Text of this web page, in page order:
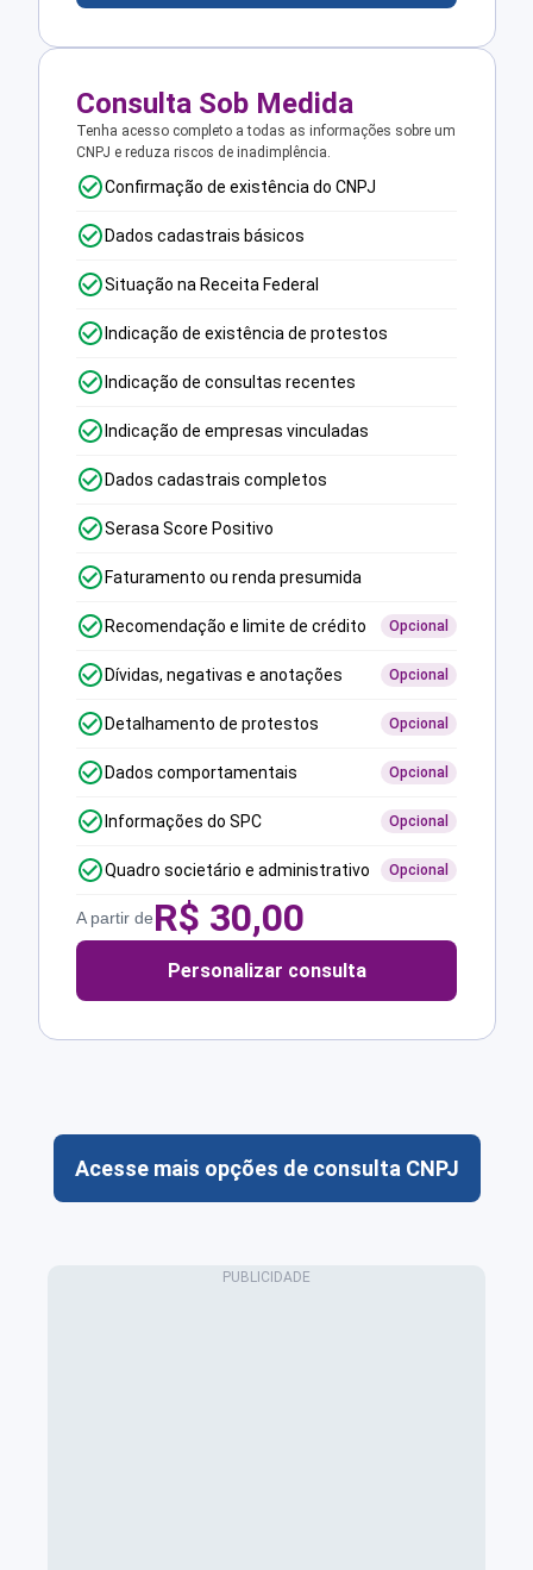
Consulta Sob Medida
Tenha acesso completo a todas as informações sobre um
CNPJ e reduza riscos de inadimplência.
Confirmação de existência do CNPJ
Dados cadastrais básicos
Situação na Receita Federal
Indicação de existência de protestos
Indicação de consultas recentes
Indicação de empresas vinculadas
Dados cadastrais completos
Serasa Score Positivo
Faturamento ou renda presumida
Recomendação e limite de crédito Opcional
Dívidas, negativas e anotações Opcional
Detalhamento de protestos Opcional
Dados comportamentais Opcional
Informações do SPC Opcional
Quadro societário e administrativo Opcional
A partir deR$ 30,00
Personalizar consulta
Acesse mais opções de consulta CNPJ